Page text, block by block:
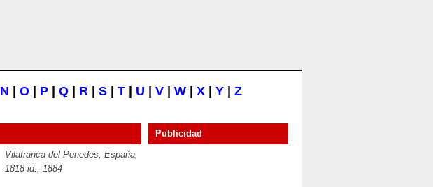
N O P Q R S T U V W X Y Z
Vilafranca del Penedès, España,
1818-id., 1884
Publicidad